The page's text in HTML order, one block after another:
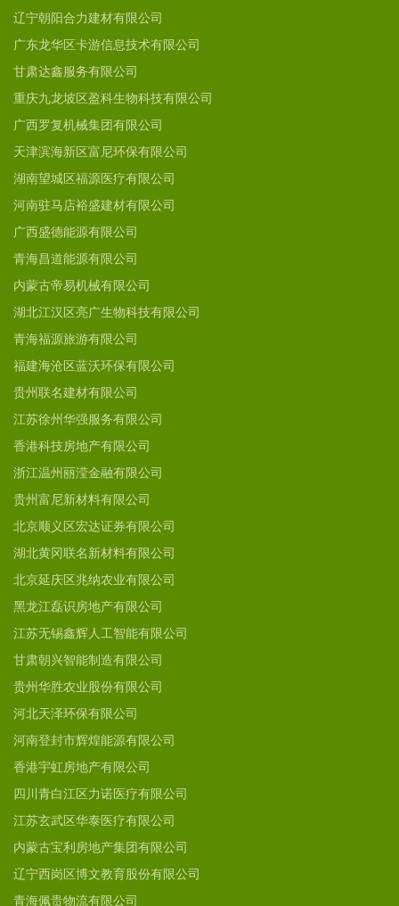
辽宁朝阳合力建材有限公司
广东龙华区卡游信息技术有限公司
甘肃达鑫服务有限公司
重庆九龙坡区盈科生物科技有限公司
广西罗复机械集团有限公司
天津滨海新区富尼环保有限公司
湖南望城区福源医疗有限公司
河南驻马店裕盛建材有限公司
广西盛德能源有限公司
青海昌道能源有限公司
内蒙古帝易机械有限公司
湖北江汉区亮广生物科技有限公司
青海福源旅游有限公司
福建海沧区蓝沃环保有限公司
贵州联名建材有限公司
江苏徐州华强服务有限公司
香港科技房地产有限公司
浙江温州丽滢金融有限公司
贵州富尼新材料有限公司
北京顺义区宏达证券有限公司
湖北黄冈联名新材料有限公司
北京延庆区兆纳农业有限公司
黑龙江磊识房地产有限公司
江苏无锡鑫辉人工智能有限公司
甘肃朝兴智能制造有限公司
贵州华胜农业股份有限公司
河北天泽环保有限公司
河南登封市辉煌能源有限公司
香港宇虹房地产有限公司
四川青白江区力诺医疗有限公司
江苏玄武区华泰医疗有限公司
内蒙古宝利房地产集团有限公司
辽宁西岗区博文教育股份有限公司
青海佩贵物流有限公司